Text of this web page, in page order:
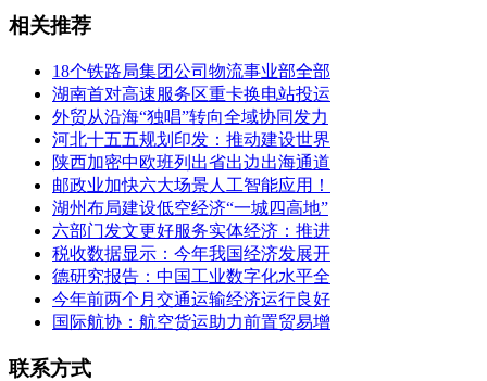
相关推荐
18个铁路局集团公司物流事业部全部
湖南首对高速服务区重卡换电站投运
外贸从沿海“独唱”转向全域协同发力
河北十五五规划印发：推动建设世界
陕西加密中欧班列出省出边出海通道
邮政业加快六大场景人工智能应用！
湖州布局建设低空经济“一城四高地”
六部门发文更好服务实体经济：推进
税收数据显示：今年我国经济发展开
德研究报告：中国工业数字化水平全
今年前两个月交通运输经济运行良好
国际航协：航空货运助力前置贸易增
联系方式